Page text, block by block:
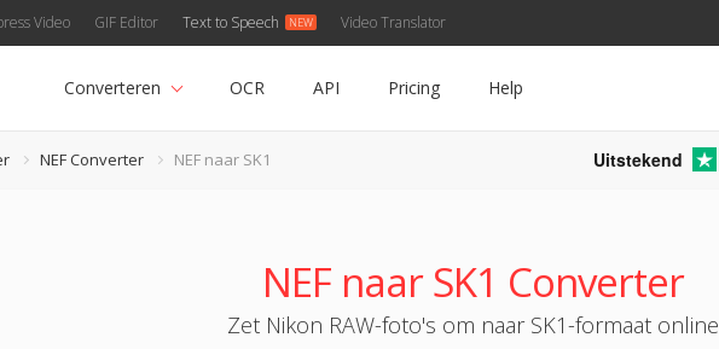
Video GIF Editor Text to Speech Video Translator
Converteren OCR API Pricing Help
NEF Converter NEF naar SK1 Uitstekend
NEF naar SK1 Converter
Zet Nikon RAW-foto's om naar SK1-formaat online